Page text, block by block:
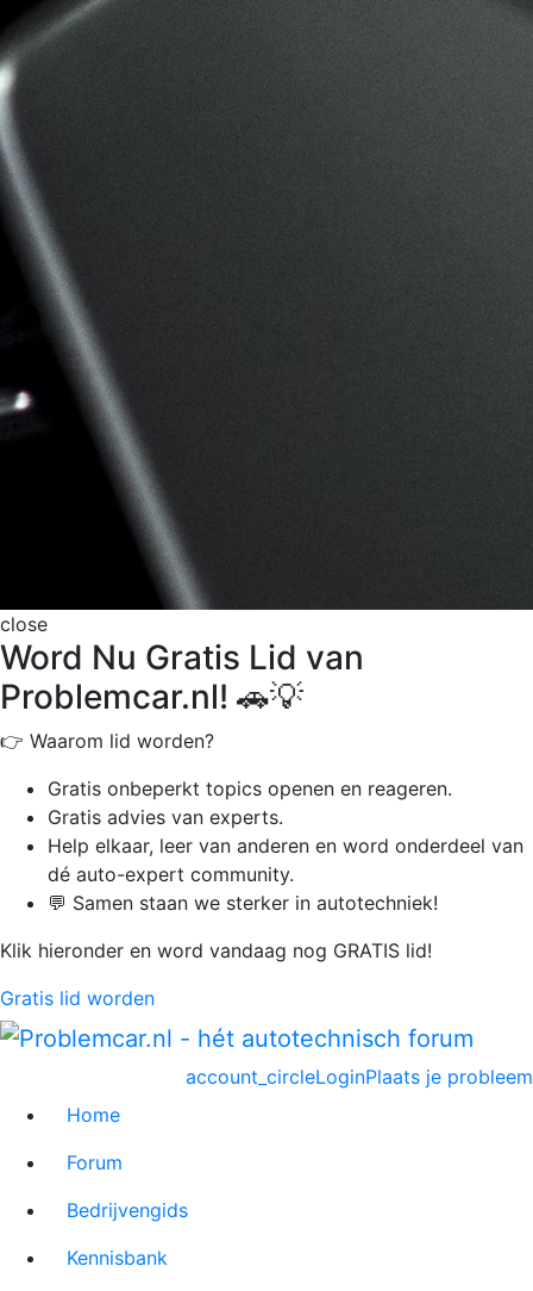
close
Word Nu Gratis Lid van
Problemcar.nl! 🚗💡
👉 Waarom lid worden?
Gratis onbeperkt topics openen en reageren.
Gratis advies van experts.
Help elkaar, leer van anderen en word onderdeel van
dé auto-expert community.
💬 Samen staan we sterker in autotechniek!
Klik hieronder en word vandaag nog GRATIS lid!
Gratis lid worden
Plaats je probleem
account_circleLogin
Home
Forum
Bedrijvengids
Kennisbank